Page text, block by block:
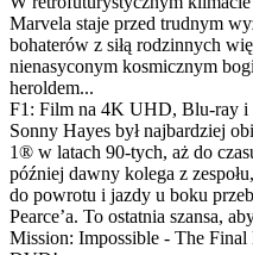
Marvela staje przed trudnym
bohaterów z siłą rodzinnych
nienasyconym kosmicznym
heroldem...
F1: Film na 4K UHD, Blu-ray
Sonny Hayes był najbardziej
1® w latach 90-tych, aż do
później dawny kolega z
do powrotu i jazdy u boku
Pearce’a. To ostatnia szansa,
Mission: Impossible - The